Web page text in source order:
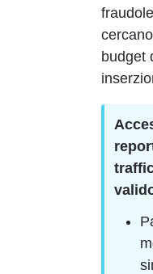
budget